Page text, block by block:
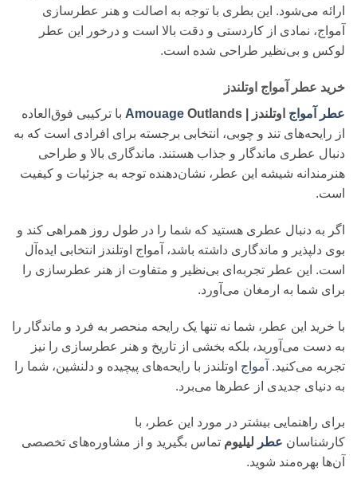
ارائه می‌شود. این بطری با توجه به اصالت و هنر عطرسازی
آمواج، نمادی از کاردستی و دقت بالا است و درخور این عطر
لوکس و بی‌نظیر طراحی شده است.
خرید عطر آمواج اوتلندز
عطر آمواج اوتلندز | Amouage Outlands
با ترکیبی فوق‌العاده
از رایحه‌های تند و چوبی، انتخابی برجسته برای افرادی است که به
دنبال عطری ماندگار و جذاب هستند. ماندگاری بالا و طراحی
هنرمندانه شیشه این عطر، نشان‌دهنده توجه به جزئیات و کیفیت
است.
اگر به دنبال عطری هستید که شما را در طول روز همراهی کند و
بوی دلپذیر و ماندگاری داشته باشد، آمواج اوتلندز انتخابی ایده‌آل
است. این عطر تجربه‌ای بی‌نظیر و متفاوت از هنر عطرسازی را
برای شما به ارمغان می‌آورد.
با خرید این عطر، شما نه تنها یک رایحه منحصر به فرد و ماندگار را
به دست می‌آورید، بلکه بخشی از تاریخ و هنر عطرسازی را نیز
تجربه می‌کنید. آمواج اوتلندز با رایحه‌های پیچیده و دلنشین، شما را
به دنیای جدیدی از عطرها می‌برد.
برای راهنمایی بیشتر در مورد این عطر، با
کارشناسان عطر لیلیوم تماس بگیرید و از مشاوره‌های تخصصی
آن‌ها بهره‌مند شوید.